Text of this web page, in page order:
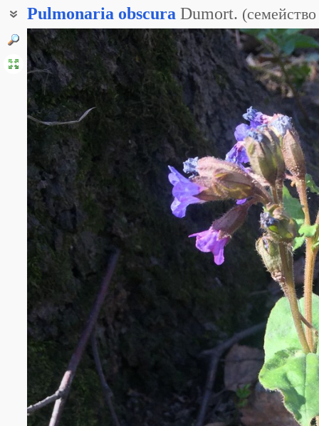
Pulmonaria obscura Dumort. (семейство
Медуница тёмная